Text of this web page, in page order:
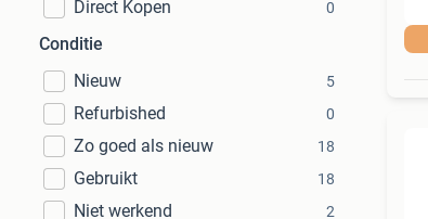
Direct Kopen
0
Conditie
Nieuw
5
Refurbished 0
Zo goed als nieuw 18
Gebruikt 18
Niet werkend 2